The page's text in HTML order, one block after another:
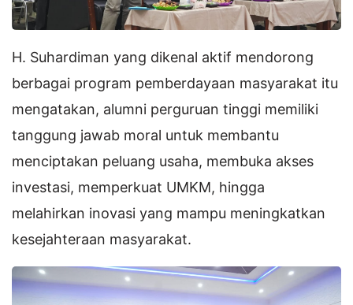
H. Suhardiman yang dikenal aktif mendorong
berbagai program pemberdayaan masyarakat itu
mengatakan, alumni perguruan tinggi memiliki
tanggung jawab moral untuk membantu
menciptakan peluang usaha, membuka akses
investasi, memperkuat UMKM, hingga
melahirkan inovasi yang mampu meningkatkan
kesejahteraan masyarakat.